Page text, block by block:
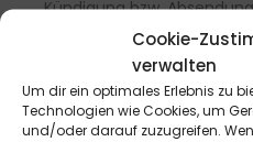
Cookie-
verwalten
Um dir ein optimales Erlebnis zu
Technologien wie Cookies, um
und/oder darauf zuzugreifen.
Kündigung bzw.
MedienGesellschaft mbH
Straße 28, 40724 Hilden,
info@blmedien.de.
Widerrufsformular finde